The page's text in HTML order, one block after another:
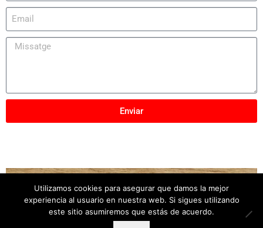
Enviar
Copyright © 2025 Mobles Elber – Tots els drets
reservats
Utilizamos cookies para asegurar que damos la mejor
experiencia al usuario en nuestra web. Si sigues utilizando
este sitio asumiremos que estás de acuerdo.